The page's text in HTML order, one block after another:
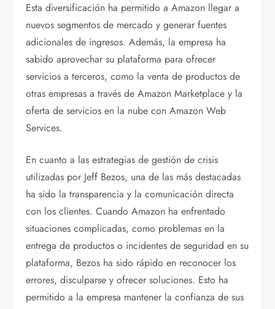
Esta diversificación ha permitido a Amazon llegar a
nuevos segmentos de mercado y generar fuentes
adicionales de ingresos. Además, la empresa ha
sabido aprovechar su plataforma para ofrecer
servicios a terceros, como la venta de productos de
otras empresas a través de Amazon Marketplace y la
oferta de servicios en la nube con Amazon Web
Services.
En cuanto a las estrategias de gestión de crisis
utilizadas por Jeff Bezos, una de las más destacadas
ha sido la transparencia y la comunicación directa
con los clientes. Cuando Amazon ha enfrentado
situaciones complicadas, como problemas en la
entrega de productos o incidentes de seguridad en su
plataforma, Bezos ha sido rápido en reconocer los
errores, disculparse y ofrecer soluciones. Esto ha
permitido a la empresa mantener la confianza de sus